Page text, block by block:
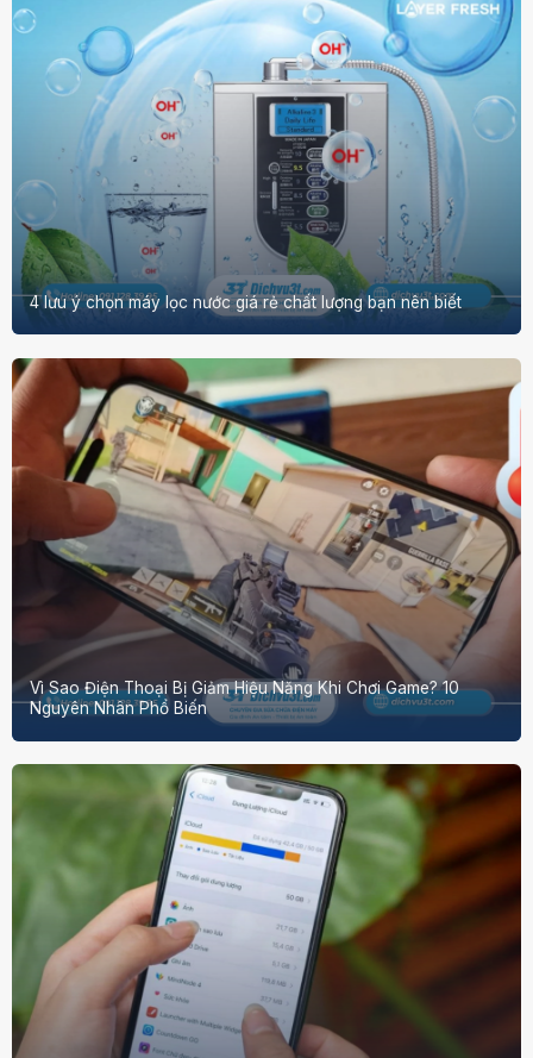
4 lưu ý chọn máy lọc nước giá rẻ chất lượng bạn nên biết
Vì Sao Điện Thoại Bị Giảm Hiệu Năng Khi Chơi Game? 10
Nguyên Nhân Phổ Biến